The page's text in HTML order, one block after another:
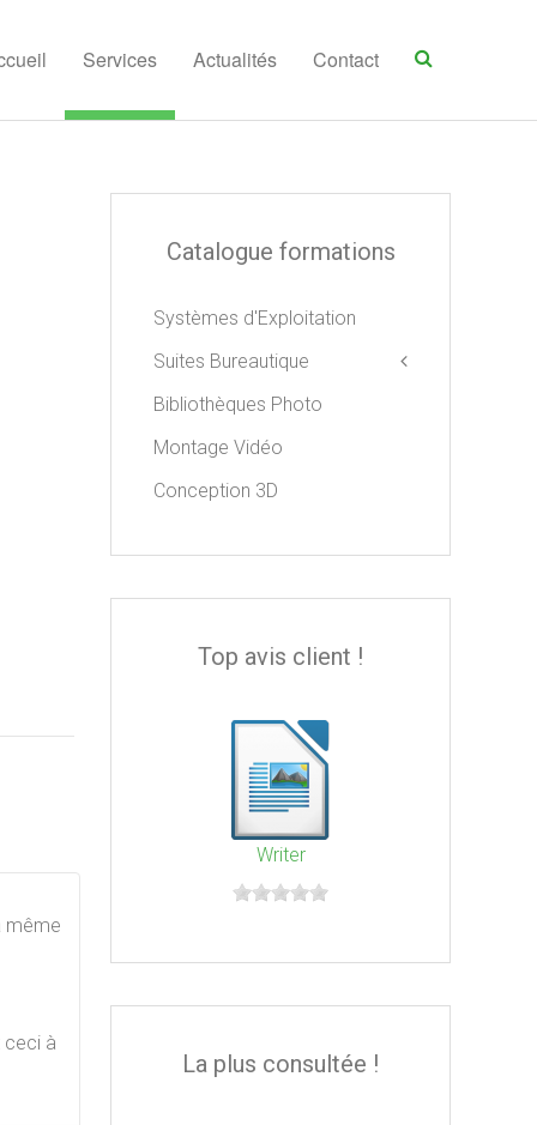
Services Actualités Contact
même
ceci à
Catalogue formations
Systèmes d'Exploitation
Suites Bureautique
Apple iWork
Libre Office
Microsoft Office
Bibliothèques Photo
Montage Vidéo
Conception 3D
Top avis client !
Writer
La plus consultée !